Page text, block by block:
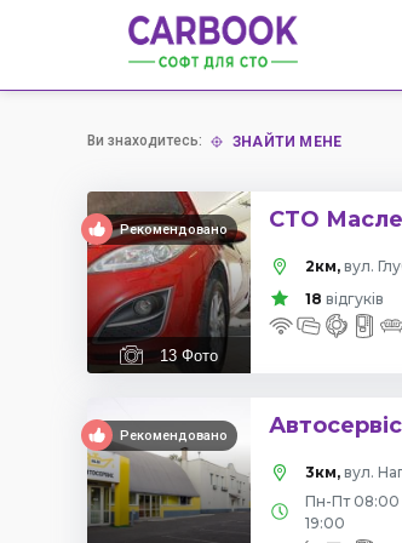
Ви знаходитесь: ЗНАЙТИ МЕНЕ
Рекомендовано
13 Фото
СТО
2км, вул.
18 відгуків
Рекомендовано
3км, вул.
Пн-Пт
19:00